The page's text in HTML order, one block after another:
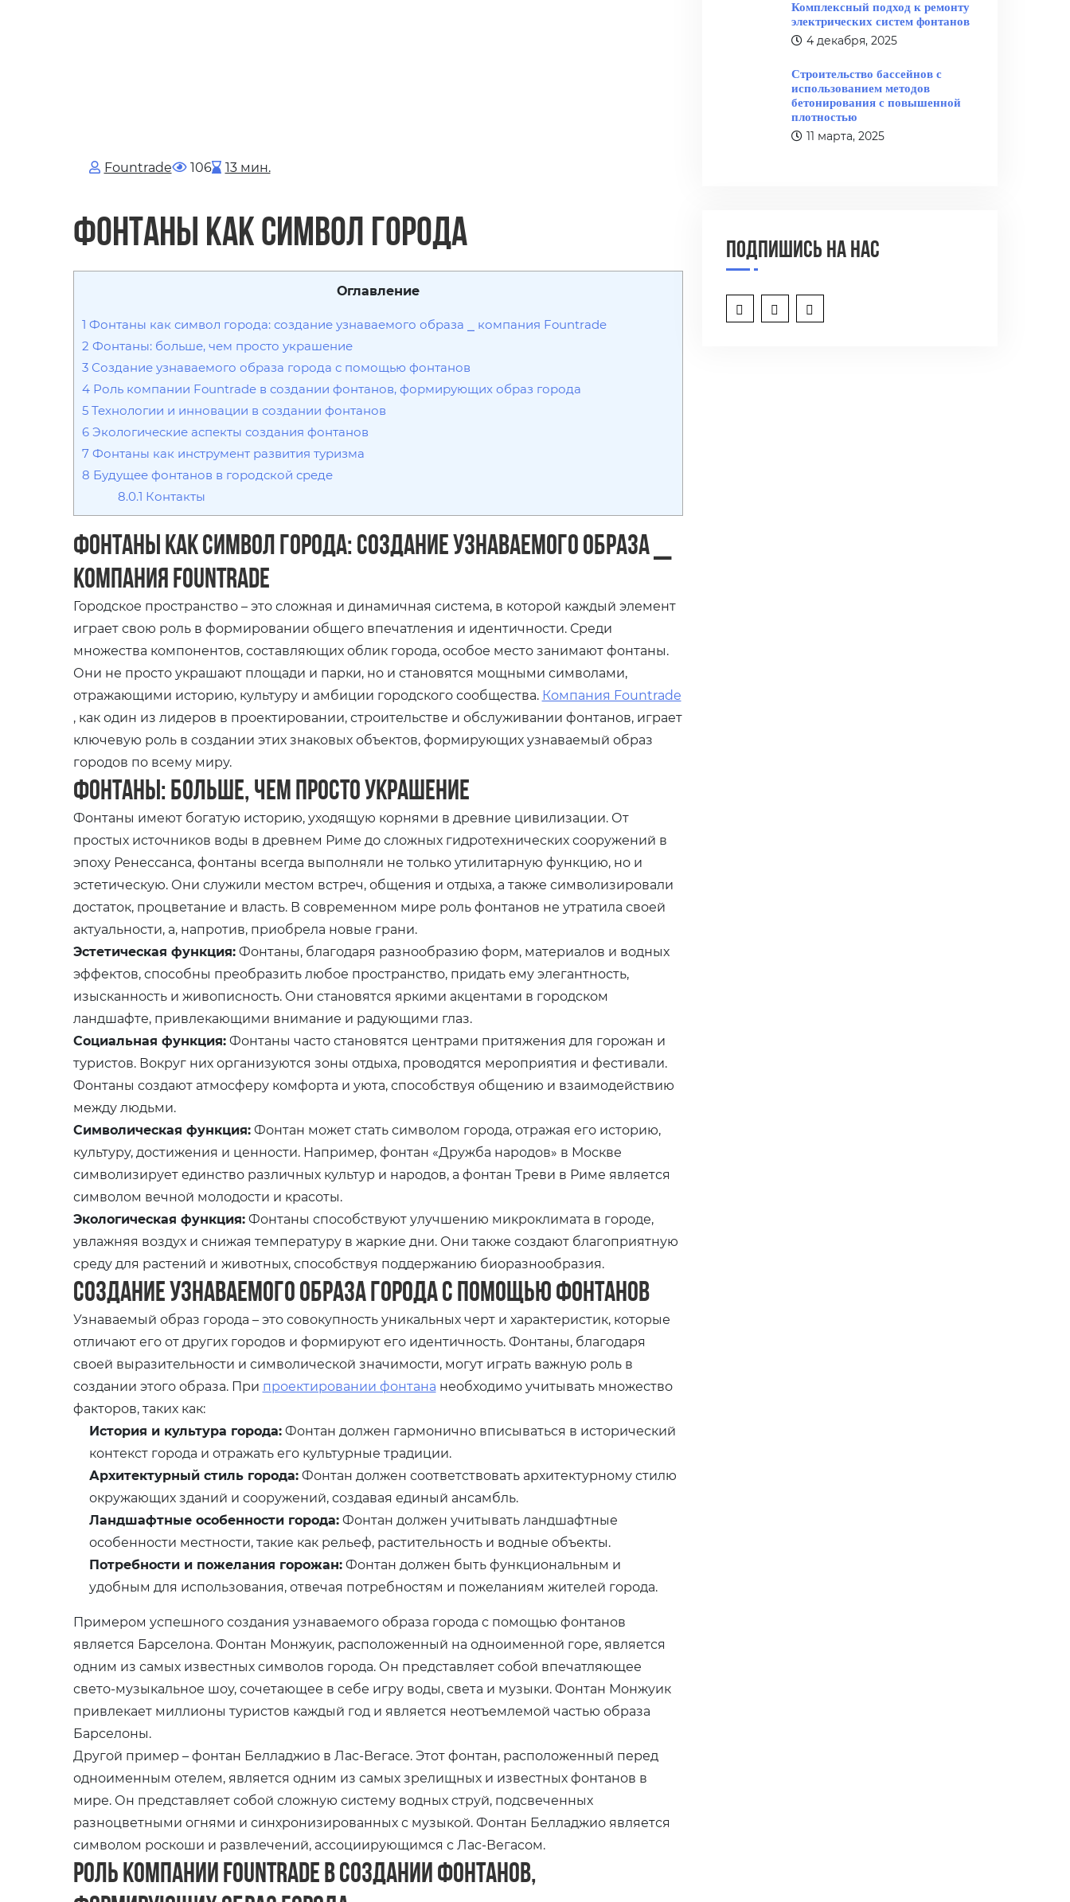
Fоuntrade 106 13 мин.
Фонтаны как символ города
Оглавление
1 Фонтаны как символ города: создание узнаваемого образа ⎯ компания Fountrade
2 Фонтаны: больше, чем просто украшение
3Создание узнаваемого образа города с помощью фонтанов
4Роль компании Fountrade в создании фонтанов, формирующих образ города
5Технологии и инновации в создании фонтанов
6Экологические аспекты создания фонтанов
7Фонтаны как инструмент развития туризма
8 Будущее фонтанов в городской среде
8.0.1 Контакты
Фонтаны как символ города: создание узнаваемого образа ⎯
компания Fountrade
Городское пространство – это сложная и динамичная система, в которой каждый элемент
играет свою роль в формировании общего впечатления и идентичности. Среди
множества компонентов, составляющих облик города, особое место занимают фонтаны.
Они не просто украшают площади и парки, но и становятся мощными символами,
отражающими историю, культуру и амбиции городского сообщества. Компания Fountrade
, как один из лидеров в проектировании, строительстве и обслуживании фонтанов, играет
ключевую роль в создании этих знаковых объектов, формирующих узнаваемый образ
городов по всему миру.
Фонтаны: больше, чем просто украшение
Фонтаны имеют богатую историю, уходящую корнями в древние цивилизации. От
простых источников воды в древнем Риме до сложных гидротехнических сооружений в
эпоху Ренессанса, фонтаны всегда выполняли не только утилитарную функцию, но и
эстетическую. Они служили местом встреч, общения и отдыха, а также символизировали
достаток, процветание и власть. В современном мире роль фонтанов не утратила своей
актуальности, а, напротив, приобрела новые грани.
Эстетическая функция:Фонтаны, благодаря разнообразию форм, материалов и водных
эффектов, способны преобразить любое пространство, придать ему элегантность,
изысканность и живописность. Они становятся яркими акцентами в городском
ландшафте, привлекающими внимание и радующими глаз.
Социальная функция:Фонтаны часто становятся центрами притяжения для горожан и
туристов. Вокруг них организуются зоны отдыха, проводятся мероприятия и фестивали.
Фонтаны создают атмосферу комфорта и уюта, способствуя общению и взаимодействию
между людьми.
Символическая функция:Фонтан может стать символом города, отражая его историю,
культуру, достижения и ценности. Например, фонтан «Дружба народов» в Москве
символизирует единство различных культур и народов, а фонтан Треви в Риме является
символом вечной молодости и красоты.
Экологическая функция:Фонтаны способствуют улучшению микроклимата в городе,
увлажняя воздух и снижая температуру в жаркие дни. Они также создают благоприятную
среду для растений и животных, способствуя поддержанию биоразнообразия.
Создание узнаваемого образа города с помощью фонтанов
Узнаваемый образ города – это совокупность уникальных черт и характеристик, которые
отличают его от других городов и формируют его идентичность. Фонтаны, благодаря
своей выразительности и символической значимости, могут играть важную роль в
создании этого образа. При проектировании фонтана необходимо учитывать множество
факторов, таких как:
История и культура города:Фонтан должен гармонично вписываться в исторический
контекст города и отражать его культурные традиции.
Архитектурный стиль города:Фонтан должен соответствовать архитектурному стилю
окружающих зданий и сооружений, создавая единый ансамбль.
Ландшафтные особенности города:Фонтан должен учитывать ландшафтные
особенности местности, такие как рельеф, растительность и водные объекты.
Потребности и пожелания горожан:Фонтан должен быть функциональным и
удобным для использования, отвечая потребностям и пожеланиям жителей города.
Примером успешного создания узнаваемого образа города с помощью фонтанов
является Барселона. Фонтан Монжуик, расположенный на одноименной горе, является
одним из самых известных символов города. Он представляет собой впечатляющее
свето-музыкальное шоу, сочетающее в себе игру воды, света и музыки. Фонтан Монжуик
привлекает миллионы туристов каждый год и является неотъемлемой частью образа
Барселоны.
Другой пример – фонтан Белладжио в Лас-Вегасе. Этот фонтан, расположенный перед
одноименным отелем, является одним из самых зрелищных и известных фонтанов в
мире. Он представляет собой сложную систему водных струй, подсвеченных
разноцветными огнями и синхронизированных с музыкой. Фонтан Белладжио является
символом роскоши и развлечений, ассоциирующимся с Лас-Вегасом.
Роль компании Fountrade в создании фонтанов,
Комплексный подход к ремонту
электрических систем фонтанов
4 декабря, 2025
Строительство бассейнов с
использованием методов
бетонирования с повышенной
плотностью
11 марта, 2025
Подпишись на нас